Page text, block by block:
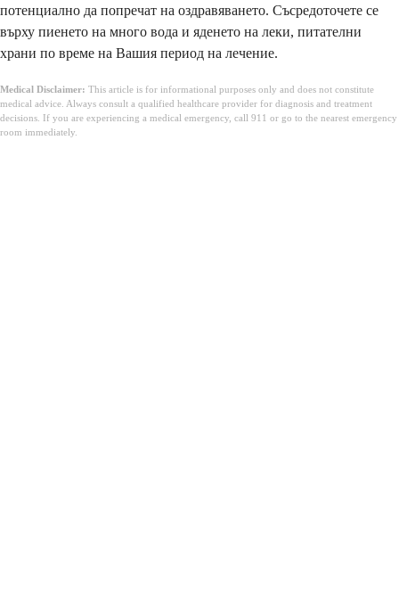
потенциално да попречат на оздравяването. Съсредоточете се
върху пиенето на много вода и яденето на леки, питателни
храни по време на Вашия период на лечение.
Medical Disclaimer: This article is for informational purposes only and does not constitute
medical advice. Always consult a qualified healthcare provider for diagnosis and treatment
decisions. If you are experiencing a medical emergency, call 911 or go to the nearest emergency
room immediately.